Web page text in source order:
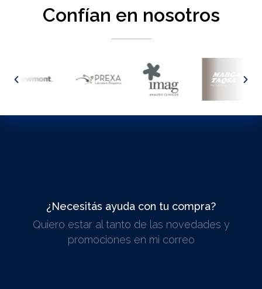
Confían en nosotros
¿Necesitás ayuda con tu compra?
ESCRIBINOS
Quiero estar al tanto de las novedades y
promociones en mi correo